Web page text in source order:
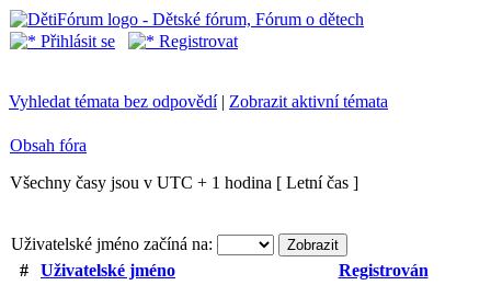
Přihlásit se Registrovat
Vyhledat témata bez odpovědí| Zobrazit aktivní témata
Obsah fóra
Všechny časy jsou v UTC + 1 hodina [ Letní čas ]
Uživatelské jméno začíná na:
#
Uživatelské jméno Registrován